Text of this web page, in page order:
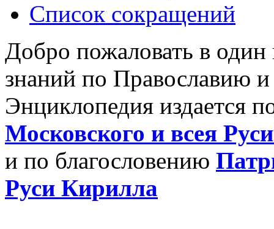
Список сокращений
Добро пожаловать в
знаний по Православию
Энциклопедия издается
Московского и всея
и по благословению
Руси Кирилла